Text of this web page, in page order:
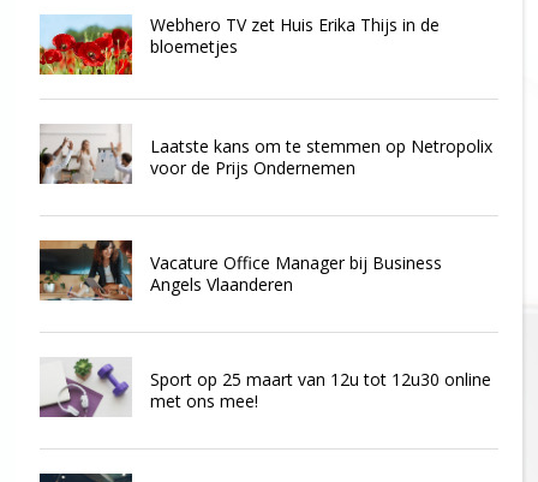
Webhero TV zet Huis Erika Thijs in de
bloemetjes
Laatste kans om te stemmen op Netropolix
voor de Prijs Ondernemen
Vacature Office Manager bij Business
Angels Vlaanderen
Sport op 25 maart van 12u tot 12u30 online
met ons mee!